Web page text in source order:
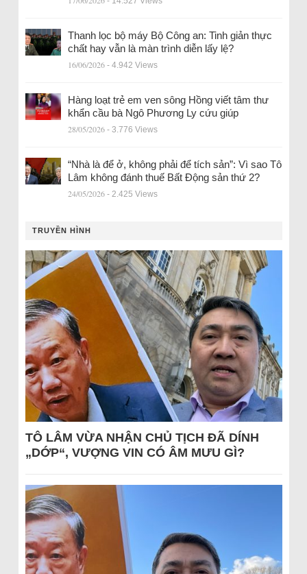
Thanh lọc bộ máy Bộ Công an: Tinh giản thực
chất hay vẫn là màn trình diễn lấy lệ?
16/06/2026 - 4.942 Views
Hàng loạt trẻ em ven sông Hồng viết tâm thư
khẩn cầu bà Ngô Phương Ly cứu giúp
28/05/2026 - 3.776 Views
“Nhà là để ở, không phải để tích sản”: Vì sao Tô
Lâm không đánh thuế Bất Động sản thứ 2?
24/05/2026 - 2.425 Views
TRUYỀN HÌNH
TÔ LÂM VỪA NHẬN CHỦ TỊCH ĐÃ DÍNH
„DỚP“, VƯỢNG VIN CÓ ÂM MƯU GÌ?